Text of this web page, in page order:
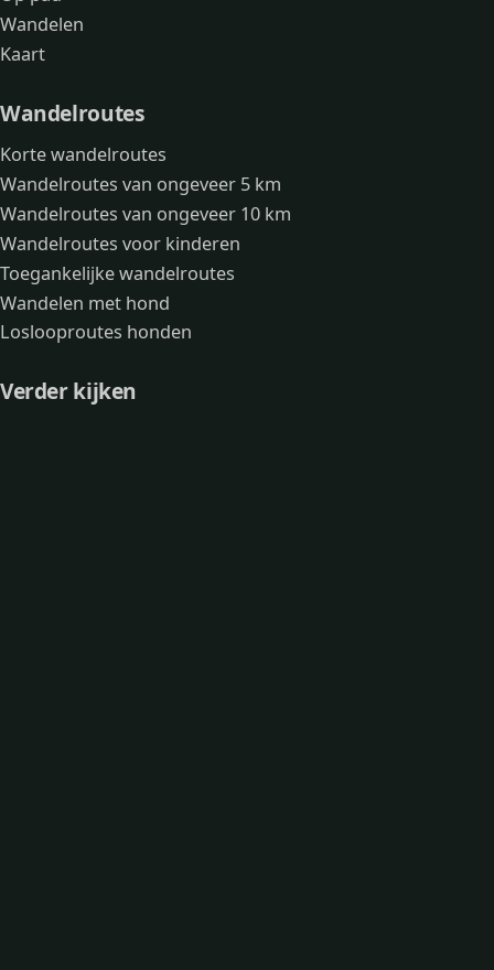
Wandelen
Kaart
Wandelroutes
Korte wandelroutes
Wandelroutes van ongeveer 5 km
Wandelroutes van ongeveer 10 km
Wandelroutes voor kinderen
Toegankelijke wandelroutes
Wandelen met hond
Loslooproutes honden
Verder kijken